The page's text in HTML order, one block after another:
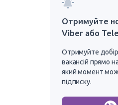
Отримуйте
Viber або
Отримуйте
вакансій прямо
який момент
підписку.